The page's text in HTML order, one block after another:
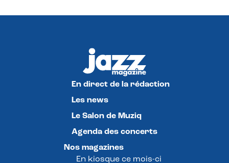
En direct de la rédaction
Les news
Le Salon de Muziq
Agenda des concerts
Nos magazines
En kiosque ce mois-ci